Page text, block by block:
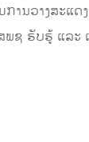
ານວາງສະແ
ຊ ຮັບຮູ້ ແລະ